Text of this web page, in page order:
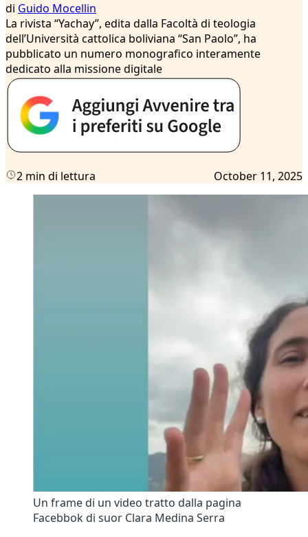
di Guido Mocellin
La rivista “Yachay”, edita dalla Facoltà di teologia
dell’Università cattolica boliviana “San Paolo”, ha
pubblicato un numero monografico interamente
dedicato alla missione digitale
2 min di lettura October 11, 2025
Un frame di un video tratto dalla pagina
Facebbok di suor Clara Medina Serra